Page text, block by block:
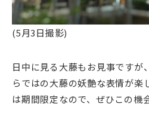
(5月3日撮影)
日中に見る大藤もお見事ですが
らではの大藤の妖艶な表情が楽
は期間限定なので、ぜひこの機